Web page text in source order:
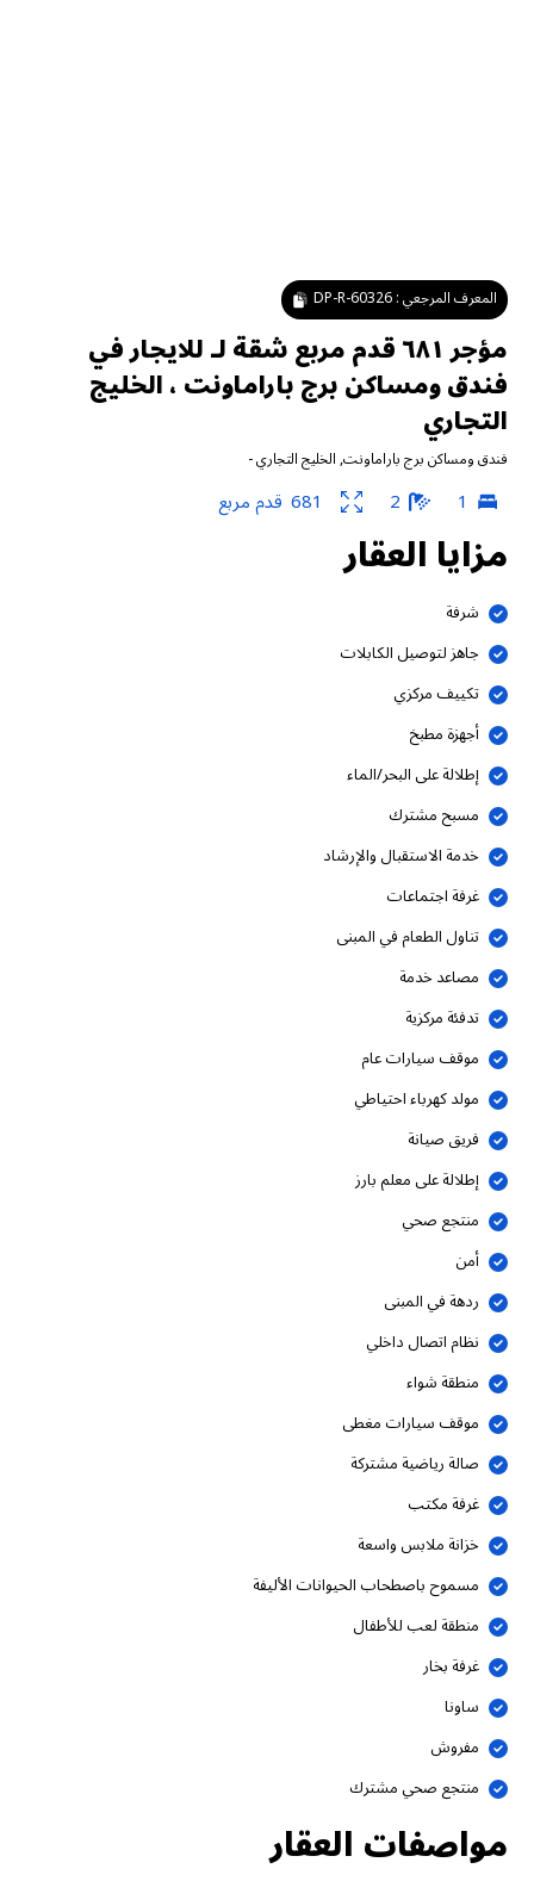
المعرف المرجعي :DP-R-60326
مؤجر ٦٨١ قدم مربع شقة لـ للايجار في
فندق ومساكن برج باراماونت ، الخليج
التجاري
فندق ومساكن برج باراماونت,الخليج التجاري-
1
2
681 قدم مربع
مزايا العقار
شرفة
جاهز لتوصيل الكابلات
تكييف مركزي
أجهزة مطبخ
إطلالة على البحر/الماء
مسبح مشترك
خدمة الاستقبال والإرشاد
غرفة اجتماعات
تناول الطعام في المبنى
مصاعد خدمة
تدفئة مركزية
موقف سيارات عام
مولد كهرباء احتياطي
فريق صيانة
إطلالة على معلم بارز
منتجع صحي
أمن
ردهة في المبنى
نظام اتصال داخلي
منطقة شواء
موقف سيارات مغطى
صالة رياضية مشتركة
غرفة مكتب
خزانة ملابس واسعة
مسموح باصطحاب الحيوانات الأليفة
منطقة لعب للأطفال
غرفة بخار
ساونا
مفروش
منتجع صحي مشترك
مواصفات العقار